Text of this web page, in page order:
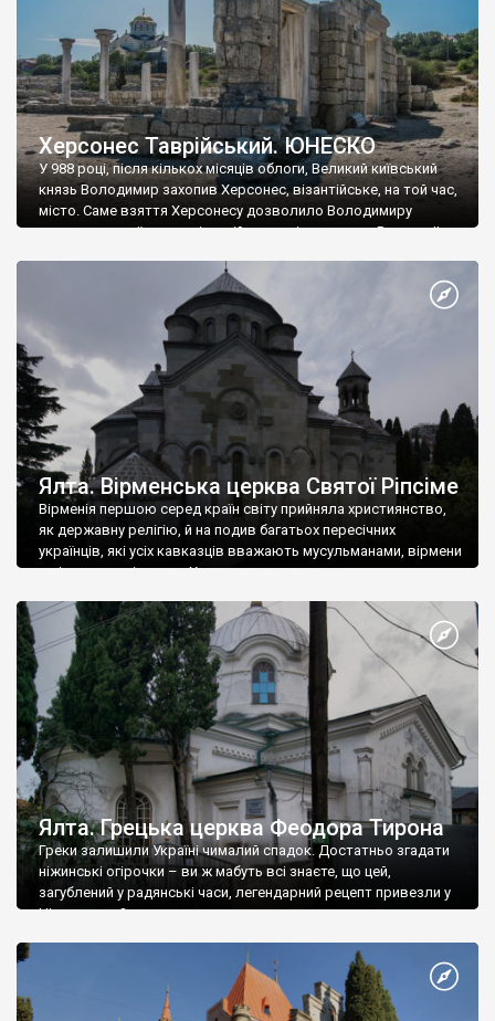
Херсонес Таврійський. ЮНЕСКО
У 988 році, після кількох місяців облоги, Великий київський
князь Володимир захопив Херсонес, візантійське, на той час,
місто. Саме взяття Херсонесу дозволило Володимиру
диктувати свої умови візантійському імператору Василю ІІ, та
Херсонесі Володимир-язичник, став Василем-християнином.
А потім було Хрещення Русі. На честь Херсонесу Таврійського
Ялта. Вірменська церква Святої Ріпсіме
Вірменія першою серед країн світу прийняла християнство,
як державну релігію, й на подив багатьох пересічних
українців, які усіх кавказців вважають мусульманами, вірмени
є відданими вірянами Христа
Ялта. Грецька церква Феодора Тирона
Греки залишили Україні чималий спадок. Достатньо згадати
ніжинські огірочки – ви ж мабуть всі знаєте, що цей,
загублений у радянські часи, легендарний рецепт привезли у
Ніжин греки?